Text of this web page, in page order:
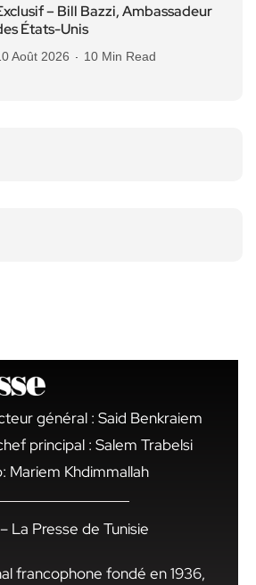
– Bill Bazzi, Ambassadeur
États-Unis
Août 2026 10 Min Read
général : Said Benkraiem
principal : Salem Trabelsi
Mariem Khdimmallah
Presse de Tunisie
francophone fondé en 1936,